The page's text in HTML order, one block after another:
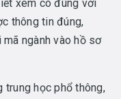
xem có đúng với
thông tin đúng,
ngành vào hồ sơ
trung học phổ thông,